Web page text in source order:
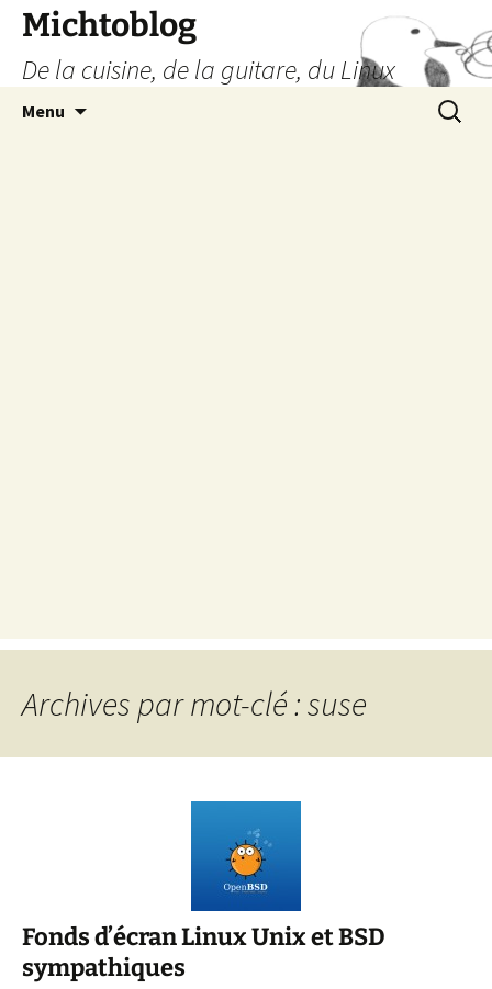
Aller
contenu
Michtoblog
De la cuisine, de la guitare, du Linux
Menu
Archives par mot-clé : suse
Fonds d’écran Linux Unix et BSD
sympathiques